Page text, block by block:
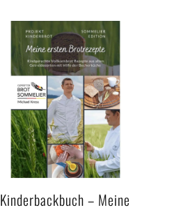
Kinderbackbuch – Meine